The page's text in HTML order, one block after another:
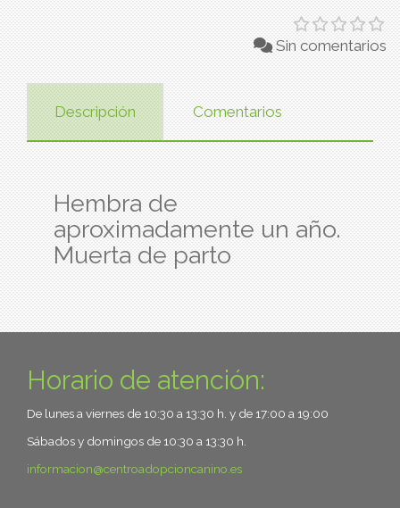
Sin comentarios
Descripción Comentarios
Hembra de
aproximadamente un año.
Muerta de parto
Horario de atención:
De lunes a viernes de 10:30 a 13:30 h. y de 17:00 a 19:00
Sábados y domingos de 10:30 a 13:30 h.
informacion
centroadopcioncanino.es